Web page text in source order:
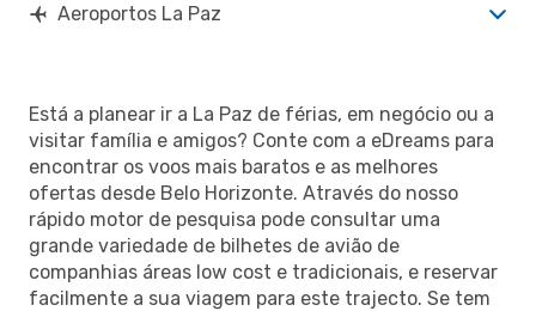
Aeroportos La Paz
Está a planear ir a La Paz de férias, em negócio ou a
visitar família e amigos? Conte com a eDreams para
encontrar os voos mais baratos e as melhores
ofertas desde Belo Horizonte. Através do nosso
rápido motor de pesquisa pode consultar uma
grande variedade de bilhetes de avião de
companhias áreas low cost e tradicionais, e reservar
facilmente a sua viagem para este trajecto. Se tem